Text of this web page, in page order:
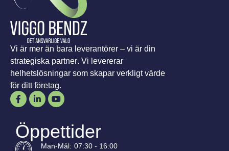
Vi är mer än bara leverantörer – vi är din
strategiska partner. Vi levererar
helhetslösningar som skapar verkligt värde
för ditt företag.
Öppettider
Man-Mål: 07:30 - 16:00